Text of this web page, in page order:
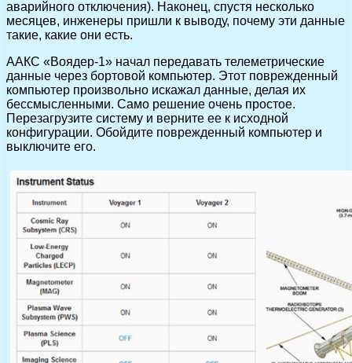
аварийного отключения). Наконец, спустя несколько
месяцев, инженеры пришли к выводу, почему эти данные
такие, какие они есть.
ААКС «Воядер-1» начал передавать телеметрические
данные через бортовой компьютер. Этот поврежденный
компьютер произвольно искажал данные, делая их
бессмысленными. Само решение очень простое.
Перезагрузите систему и верните ее к исходной
конфигурации. Обойдите поврежденный компьютер и
выключите его.